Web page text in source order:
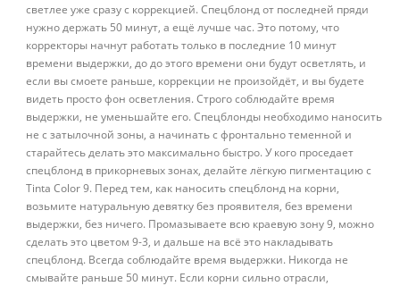
светлее уже сразу с коррекцией. Спецблонд от последней пряди
нужно держать 50 минут, а ещё лучше час. Это потому, что
корректоры начнут работать только в последние 10 минут
времени выдержки, до до этого времени они будут осветлять, и
если вы смоете раньше, коррекции не произойдёт, и вы будете
видеть просто фон осветления. Строго соблюдайте время
выдержки, не уменьшайте его. Спецблонды необходимо наносить
не с затылочной зоны, а начинать с фронтально теменной и
старайтесь делать это максимально быстро. У кого проседает
спецблонд в прикорневых зонах, делайте лёгкую пигментацию с
Tinta Color 9. Перед тем, как наносить спецблонд на корни,
возьмите натуральную девятку без проявителя, без времени
выдержки, без ничего. Промазываете всю краевую зону 9, можно
сделать это цветом 9-3, и дальше на всё это накладывать
спецблонд. Всегда соблюдайте время выдержки. Никогда не
смывайте раньше 50 минут. Если корни сильно отрасли,